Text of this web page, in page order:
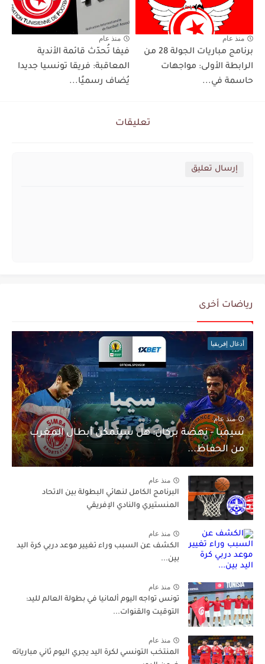
منذ عام
برنامج مباريات الجولة 28 من
الرابطة الأولى: مواجهات
حاسمة في...
منذ عام
فيفا تُحدّث قائمة الأندية
المعاقبة: فريقا تونسيا جديدا
يُضاف رسميًا...
تعليقات
إرسال تعليق
رياضات أخرى
أدغال إفريقيا
منذ عام
سيمبا - نهضة بركان: هل سيتمكن أبطال المغرب
من الحفاظ...
منذ عام
البرنامج الكامل لنهائي البطولة بين الاتحاد
المنستيري والنادي الإفريقي
منذ عام
الكشف عن السبب وراء تغيير موعد دربي كرة اليد
بين...
منذ عام
تونس تواجه اليوم ألمانيا في بطولة العالم لليد:
التوقيت والقنوات...
منذ عام
المنتخب التونسي لكرة اليد يجري اليوم ثاني مبارياته